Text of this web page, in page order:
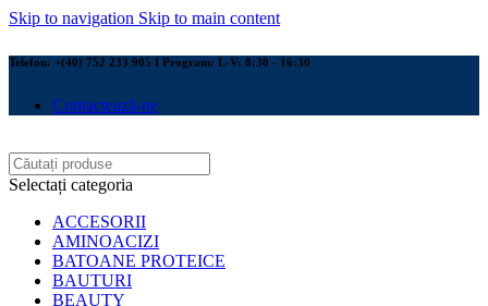
Skip to navigation Skip to main content
Telefon: +(40) 752 233 905 I Program: L-V: 8:30 - 16:30
Contactează-ne
Selectați categoria
ACCESORII
AMINOACIZI
BATOANE PROTEICE
BAUTURI
BEAUTY